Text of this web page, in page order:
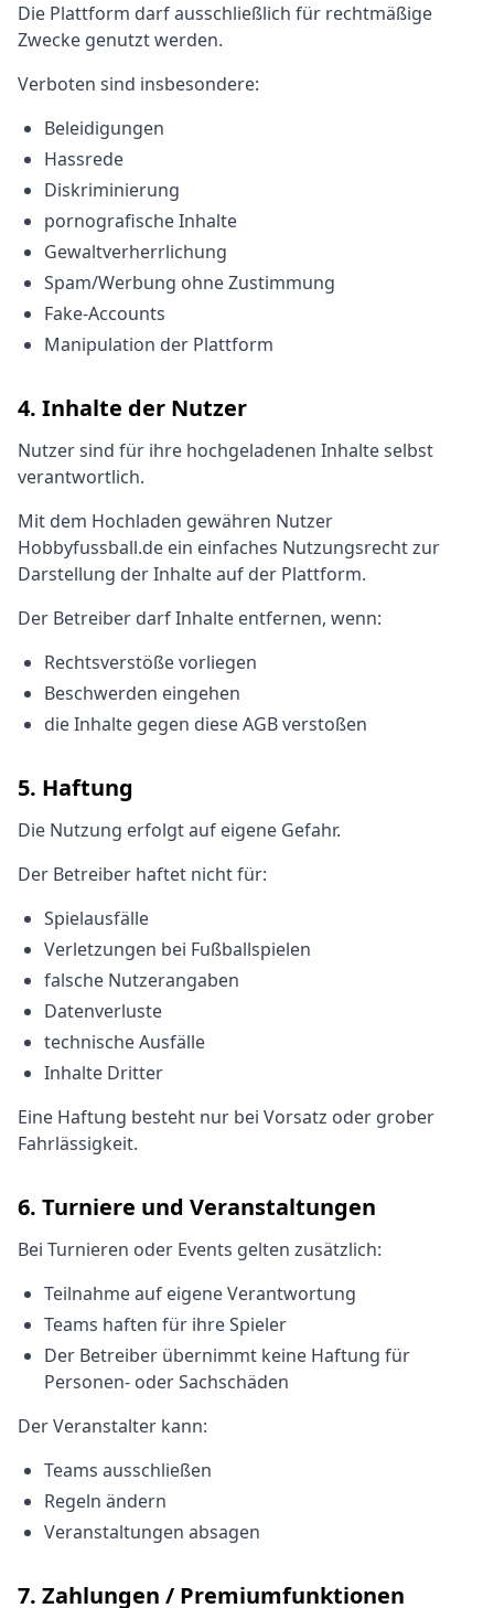
Die Plattform darf ausschließlich für rechtmäßige
Zwecke genutzt werden.
Verboten sind insbesondere:
Beleidigungen
Hassrede
Diskriminierung
pornografische Inhalte
Gewaltverherrlichung
Spam/Werbung ohne Zustimmung
Fake-Accounts
Manipulation der Plattform
4. Inhalte der Nutzer
Nutzer sind für ihre hochgeladenen Inhalte selbst
verantwortlich.
Mit dem Hochladen gewähren Nutzer
Hobbyfussball.de ein einfaches Nutzungsrecht zur
Darstellung der Inhalte auf der Plattform.
Der Betreiber darf Inhalte entfernen, wenn:
Rechtsverstöße vorliegen
Beschwerden eingehen
die Inhalte gegen diese AGB verstoßen
5. Haftung
Die Nutzung erfolgt auf eigene Gefahr.
Der Betreiber haftet nicht für:
Spielausfälle
Verletzungen bei Fußballspielen
falsche Nutzerangaben
Datenverluste
technische Ausfälle
Inhalte Dritter
Eine Haftung besteht nur bei Vorsatz oder grober
Fahrlässigkeit.
6. Turniere und Veranstaltungen
Bei Turnieren oder Events gelten zusätzlich:
Teilnahme auf eigene Verantwortung
Teams haften für ihre Spieler
Der Betreiber übernimmt keine Haftung für
Personen- oder Sachschäden
Der Veranstalter kann:
Teams ausschließen
Regeln ändern
Veranstaltungen absagen
7. Zahlungen / Premiumfunktionen